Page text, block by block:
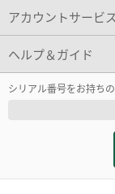
アカウントサービス
ヘルプ＆ガイド
シリアル番号をお持ち